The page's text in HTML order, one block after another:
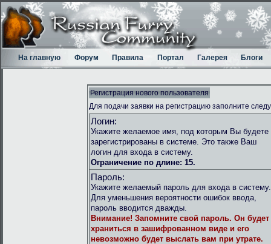
На главную Форум Правила Портал Галерея Блоги
Регистрация нового пользователя
Для подачи заявки на регистрацию заполните
Логин:
Укажите желаемое имя, под которым Вы будете
зарегистрированы в системе. Это также Ваш
логин для входа в систему.
Ограничение по длине: 15.
Пароль:
Укажите желаемый пароль для входа в систему.
Для уменьшения вероятности ошибок ввода,
пароль вводится дважды.
Внимание! Запомните свой пароль. Он будет
храниться в зашифрованном виде и его
невозможно будет выслать вам при утрате.